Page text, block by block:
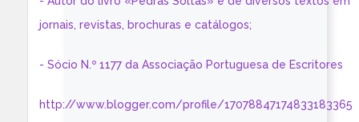
jornais, revistas, brochuras e catálogos;
- Sócio N.º 1177 da Associação Portuguesa de Escritores
http://www.blogger.com/profile/17078847174833183365